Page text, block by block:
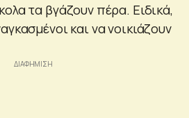
τα βγάζουν πέρα. Ειδικά,
και να νοικιάζουν